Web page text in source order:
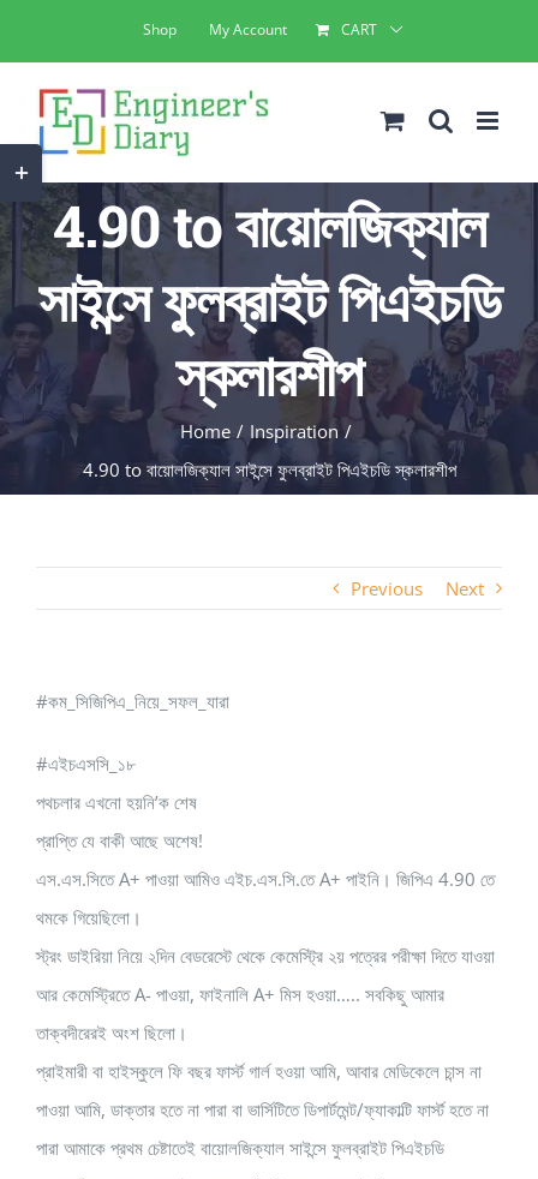
to
content
Shop My Account CART
4.90 to বায়োলজিক্যাল
সাইন্সে ফুলব্রাইট পিএইচডি
স্কলারশীপ
Home
Inspiration
4.90 to বায়োলজিক্যাল সাইন্সে ফুলব্রাইট পিএইচডি স্কলারশীপ
Previous Next
#কম_সিজিপিএ_নিয়ে_সফল_যারা
#এইচএসসি_১৮
পথচলার এখনো হয়নি’ক শেষ
প্রাপ্তি যে বাকী আছে অশেষ!
এস.এস.সিতে A+ পাওয়া আমিও এইচ.এস.সি.তে A+ পাইনি। জিপিএ 4.90 তে
থমকে গিয়েছিলো।
স্ট্রং ডাইরিয়া নিয়ে ২দিন বেডরেস্টে থেকে কেমেস্ট্রি ২য় পত্রের পরীক্ষা দিতে যাওয়া
আর কেমেস্ট্রিতে A- পাওয়া, ফাইনালি A+ মিস হওয়া….. সবকিছু আমার
তাক্বদীরেরই অংশ ছিলো।
প্রাইমারী বা হাইস্কুলে ফি বছর ফার্স্ট গার্ল হওয়া আমি, আবার মেডিকেলে চান্স না
পাওয়া আমি, ডাক্তার হতে না পারা বা ভার্সিটিতে ডিপার্টমেন্ট/ফ্যাকাল্টি ফার্স্ট হতে না
পারা আমাকে প্রথম চেষ্টাতেই বায়োলজিক্যাল সাইন্সে ফুলব্রাইট পিএইচডি
Toggle
Sliding
Bar
Area